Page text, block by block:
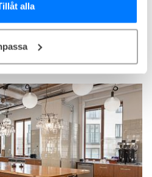
alla
21